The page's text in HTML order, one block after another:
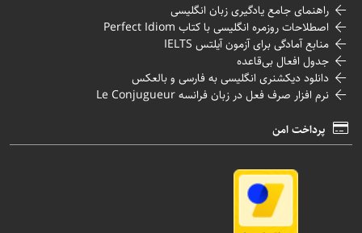
راهنمای جامع یادگیری زبان انگلیسی
اصطلاحات روزمره انگلیسی با کتاب Perfect Idiom
منابع آمادگی برای آزمون آیلتس IELTS
جدول افعال بی‌قاعده
دانلود دیکشنری انگلیسی به فارسی و بالعکس
نرم افزار صرف فعل در زبان فرانسه Le Conjugueur
پرداخت امن